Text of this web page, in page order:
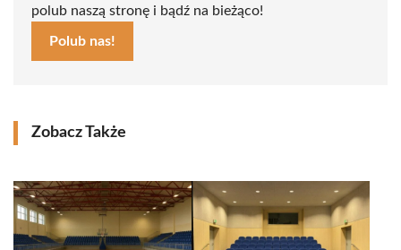
polub naszą stronę i bądź na bieżąco!
Polub nas!
Zobacz Także